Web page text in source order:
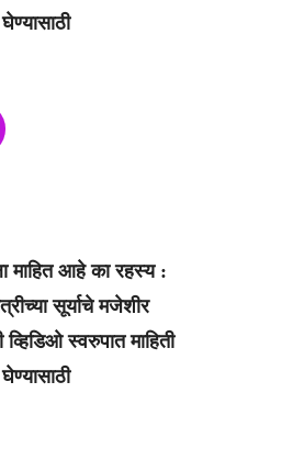
माहित आहे का रहस्य :
सूर्याचे मजेशीर
व्हिडिओ स्वरुपात माहिती